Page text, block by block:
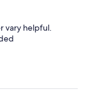
vary helpful.